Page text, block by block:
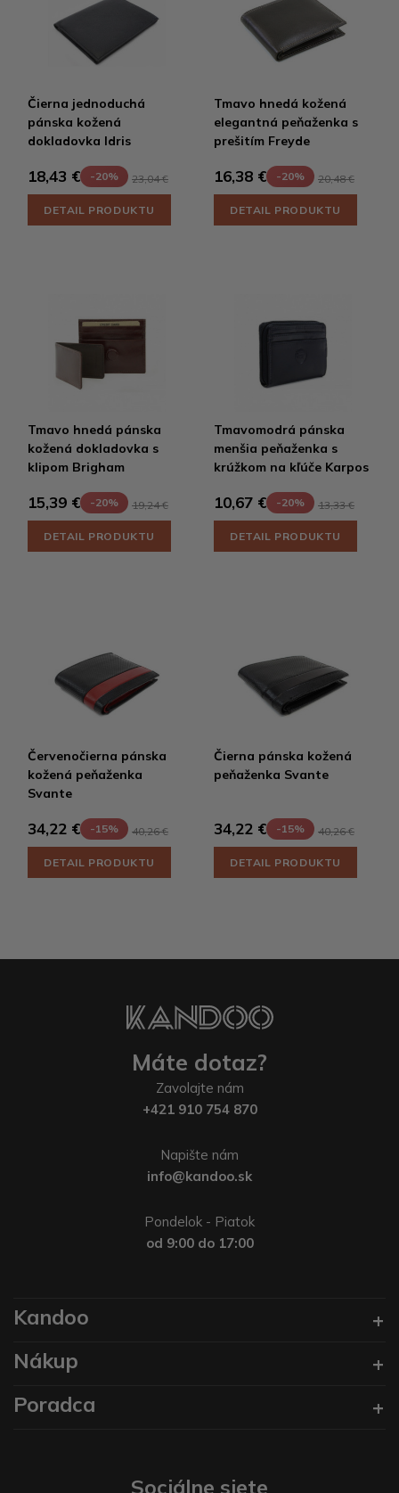
Čierna jednoduchá
pánska kožená
dokladovka Idris
18,43 € -20% 23,04 €
DETAIL PRODUKTU
Tmavo hnedá kožená
elegantná peňaženka s
prešitím Freyde
16,38 € -20% 20,48 €
DETAIL PRODUKTU
Tmavo hnedá pánska
kožená dokladovka s
klipom Brigham
15,39 € -20% 19,24 €
DETAIL PRODUKTU
Tmavomodrá pánska
menšia peňaženka s
krúžkom na kľúče Karpos
10,67 € -20% 13,33 €
DETAIL PRODUKTU
Červenočierna pánska
kožená peňaženka
Svante
34,22 € -15% 40,26 €
DETAIL PRODUKTU
Čierna pánska kožená
peňaženka Svante
34,22 € -15% 40,26 €
DETAIL PRODUKTU
Máte dotaz?
Zavolajte nám
+421 910 754 870
Napište nám
info@kandoo.sk
Pondelok - Piatok
od 9:00 do 17:00
Kandoo
Nákup
Poradca
Sociálne siete